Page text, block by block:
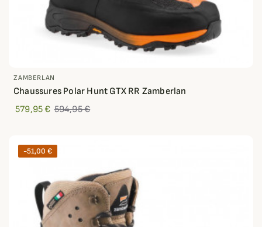
ZAMBERLAN
Chaussures Polar Hunt GTX RR Zamberlan
579,95 € 594,95 €
-51,00 €